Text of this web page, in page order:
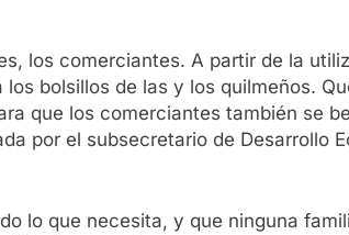
los comerciantes. A partir de la
bolsillos de las y los quilmeños.
que los comerciantes también se
por el subsecretario de Desarrollo
lo que necesita, y que ninguna